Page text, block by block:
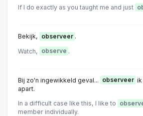
If I do exactly as you taught me and just
Bekijk, observeer .
Watch, observe .
Bij zo'n ingewikkeld geval... observeer ik
apart.
In a difficult case like this, I like to
member individually.